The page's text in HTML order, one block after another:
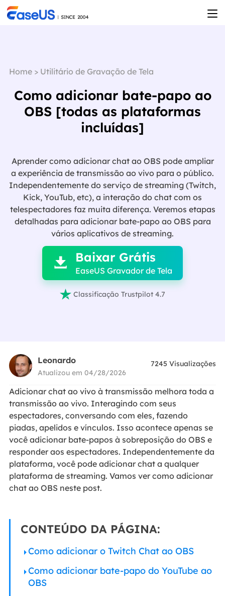
Home> Utilitário de Gravação de Tela
Como adicionar bate-papo ao
OBS [todas as plataformas
incluídas]
Aprender como adicionar chat ao OBS pode ampliar
a experiência de transmissão ao vivo para o público.
Independentemente do serviço de streaming (Twitch,
Kick, YouTub, etc), a interação do chat com os
telespectadores faz muita diferença. Veremos etapas
detalhadas para adicionar bate-papo ao OBS para
vários aplicativos de streaming.

 Baixar Grátis
EaseUS Gravador de Tela
 Classificação Trustpilot 4.7
Leonardo
Atualizou em 04/28/2026
7245 Visualizações
Adicionar chat ao vivo à transmissão melhora toda a
transmissão ao vivo. Interagindo com seus
espectadores, conversando com eles, fazendo
piadas, apelidos e vínculos. Isso acontece apenas se
você adicionar bate-papos à sobreposição do OBS e
responder aos espectadores. Independentemente da
plataforma, você pode adicionar chat a qualquer
plataforma de streaming. Vamos ver como adicionar
chat ao OBS neste post.
CONTEÚDO DA PÁGINA:
Como adicionar o Twitch Chat ao OBS
Como adicionar bate-papo do YouTube ao
OBS